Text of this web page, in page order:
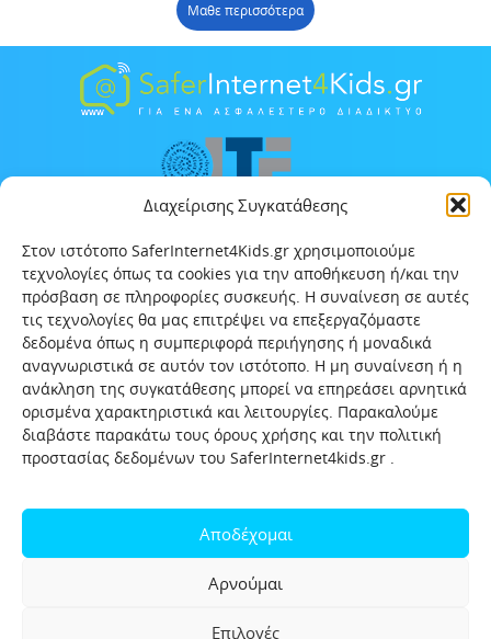
Διαχείρισης Συγκατάθεσης
Στον ιστότοπο SaferInternet4Kids.gr χρησιμοποιούμε
τεχνολογίες όπως τα cookies για την αποθήκευση ή/και την
πρόσβαση σε πληροφορίες συσκευής. Η συναίνεση σε αυτές
τις τεχνολογίες θα μας επιτρέψει να επεξεργαζόμαστε
δεδομένα όπως η συμπεριφορά περιήγησης ή μοναδικά
αναγνωριστικά σε αυτόν τον ιστότοπο. Η μη συναίνεση ή η
ανάκληση της συγκατάθεσης μπορεί να επηρεάσει αρνητικά
ορισμένα χαρακτηριστικά και λειτουργίες. Παρακαλούμε
διαβάστε παρακάτω τους όρους χρήσης και την πολιτική
προστασίας δεδομένων του SaferInternet4kids.gr .
Αποδέχομαι
Αρνούμαι
Επιλογές
Μαθε περισσότερα
Πολιτική προστασίας δεδομένων
Πολιτική Προστασίας Παιδιών και Εφήβων
Όροι χρήσης
Help-Line